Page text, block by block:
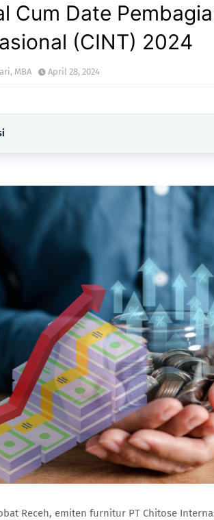
Cum Date
(CINT) 2024
MBA April 28, 2024
Receh, emiten furnitur PT Chitose